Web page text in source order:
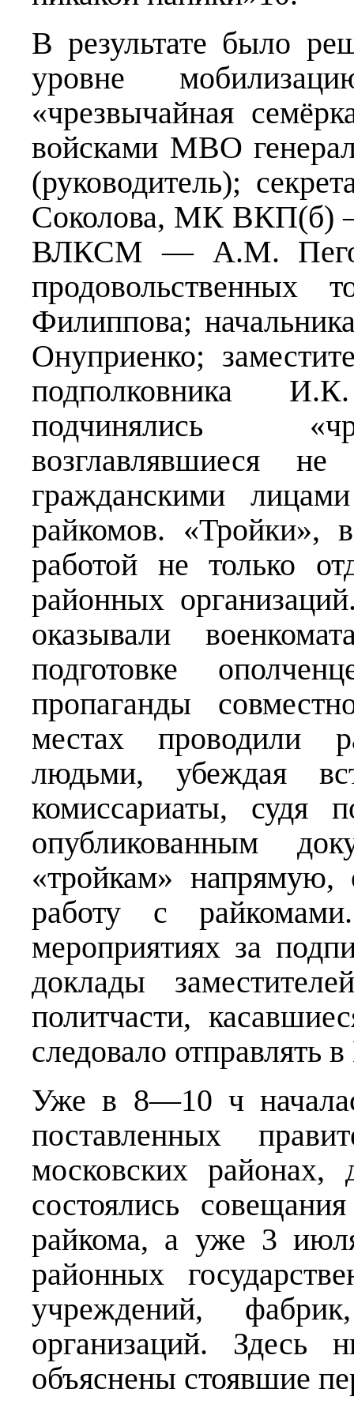
В результате было
уровне
«чрезвычайная
войсками МВО
(руководитель);
Соколова, МК
ВЛКСМ — А.М.
продовольственных
Филиппова;
Онуприенко;
подполковника
подчинялись
возглавлявшиеся
гражданскими
райкомов. «Тройки»,
работой не только
районных
оказывали
подготовке
пропаганды
местах проводили
людьми, убеждая
комиссариаты, судя
опубликованным
«тройкам» напрямую,
работу с
мероприятиях за
доклады
политчасти,
следовало отправлять
Уже в 8—10 ч
поставленных
московских
состоялись
райкома, а уже 3
районных
учреждений,
организаций. Здесь
объяснены стоявшие